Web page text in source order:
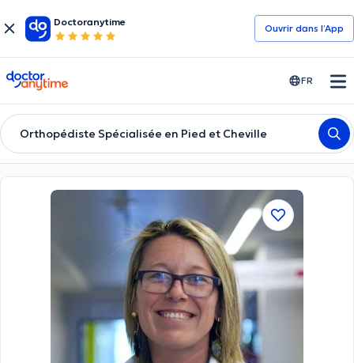
Doctoranytime
Ouvrir dans l’App
doctoranytime FR
Orthopédiste Spécialisée en Pied et Cheville